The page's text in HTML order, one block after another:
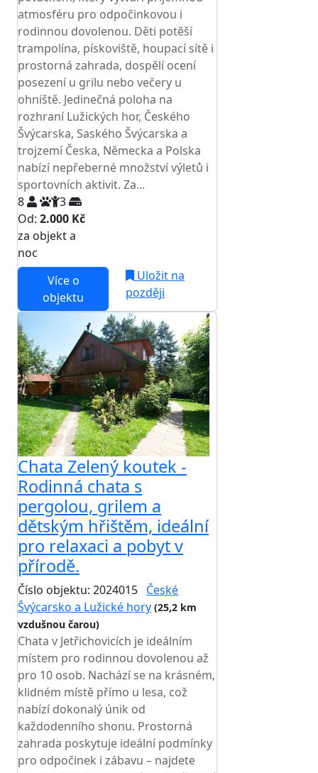
atmosféru pro odpočinkovou i
rodinnou dovolenou. Děti potěší
trampolína, pískoviště, houpací sítě i
prostorná zahrada, dospělí ocení
posezení u grilu nebo večery u
ohniště. Jedinečná poloha na
rozhraní Lužických hor, Českého
Švýcarska, Saského Švýcarska a
trojzemí Česka, Německa a Polska
nabízí nepřeberné množství výletů i
sportovních aktivit. Za...
8
3
Od: 2.000 Kč
za objekt a
noc
Více o
objektu
Uložit na
později
Chata Zelený koutek -
Rodinná chata s
pergolou, grilem a
dětským hřištěm, ideální
pro relaxaci a pobyt v
přírodě.
Číslo objektu: 2024015 České
Švýcarsko a Lužické hory (25,2 km
vzdušnou čarou)
Chata v Jetřichovicích je ideálním
místem pro rodinnou dovolenou až
pro 10 osob. Nachází se na krásném,
klidném místě přímo u lesa, což
nabízí dokonalý únik od
každodenního shonu. Prostorná
zahrada poskytuje ideální podmínky
pro odpočinek i zábavu – najdete